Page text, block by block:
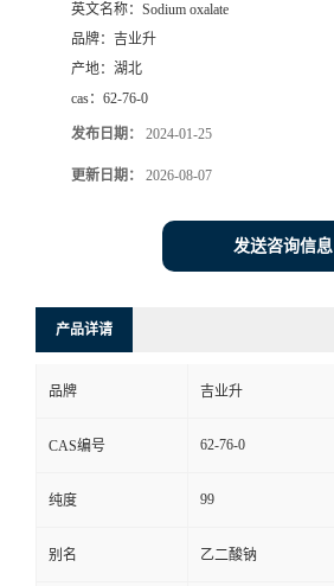
英文名称： Sodium oxalate
品牌： 吉业升
产地： 湖北
cas： 62-76-0
发布日期： 2024-01-25
更新日期： 2026-08-07
发送咨询信息
产品详请
品牌 吉业升
CAS编号 62-76-0
纯度 99
别名 乙二酸钠